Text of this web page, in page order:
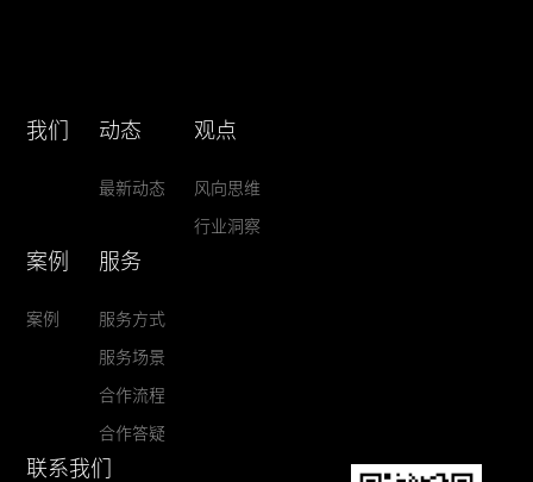
我们 动态
最新动态
观点
风向思维
行业洞察
案例
案例
服务
服务方式
服务场景
合作流程
合作答疑
联系我们